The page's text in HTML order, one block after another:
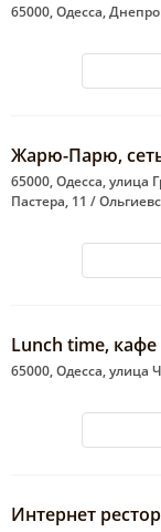
65000, Одесса,
Жарю-Парю,
65000, Одесса, улица
Пастера, 11 /
Lunch time,
65000, Одесса, улица
Интернет